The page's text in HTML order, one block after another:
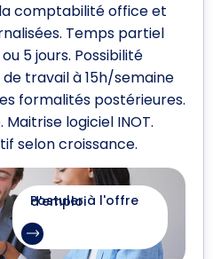
comptabilité office et
Temps partiel
5 jours. Possibilité
travail à 15h/semaine
formalités postérieures.
logiciel INOT.
selon croissance.
Postuler à l'offre d'emploi